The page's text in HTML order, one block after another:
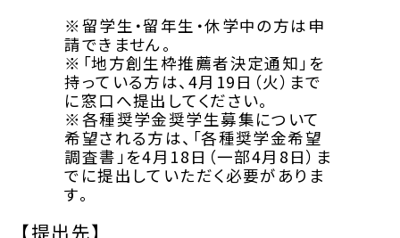
※留学生・留年生・休学中の方は申
請できません。
※「地方創生枠推薦者決定通知」を
持っている方は、4月19日（火）まで
に窓口へ提出してください。
※各種奨学金奨学生募集について
希望される方は、「各種奨学金希望
調査書」を4月18日（一部4月8日）ま
でに提出していただく必要がありま
す。
【提出先】